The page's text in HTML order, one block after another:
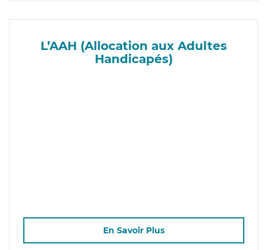
L’AAH (Allocation aux Adultes
Handicapés)
En Savoir Plus